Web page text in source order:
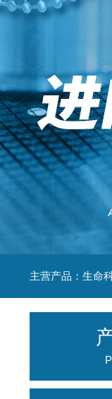
主营产品：生命